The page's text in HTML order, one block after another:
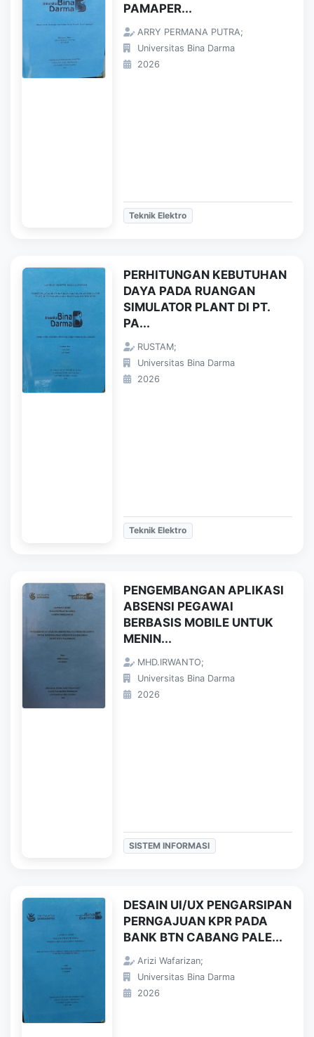
PAMAPER...
ARRY PERMANA PUTRA;
Universitas Bina Darma
2026
Teknik Elektro
PERHITUNGAN KEBUTUHAN
DAYA PADA RUANGAN
SIMULATOR PLANT DI PT.
PA...
RUSTAM;
Universitas Bina Darma
2026
Teknik Elektro
PENGEMBANGAN APLIKASI
ABSENSI PEGAWAI
BERBASIS MOBILE UNTUK
MENIN...
MHD.IRWANTO;
Universitas Bina Darma
2026
SISTEM INFORMASI
DESAIN UI/UX PENGARSIPAN
PERNGAJUAN KPR PADA
BANK BTN CABANG PALE...
Arizi Wafarizan;
Universitas Bina Darma
2026